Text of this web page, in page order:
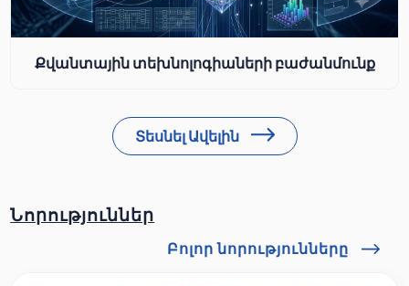
Քվանտային տեխնոլոգիաների բաժանմունք
Տեսնել Ավելին
Նորություններ
Բոլոր նորությունները